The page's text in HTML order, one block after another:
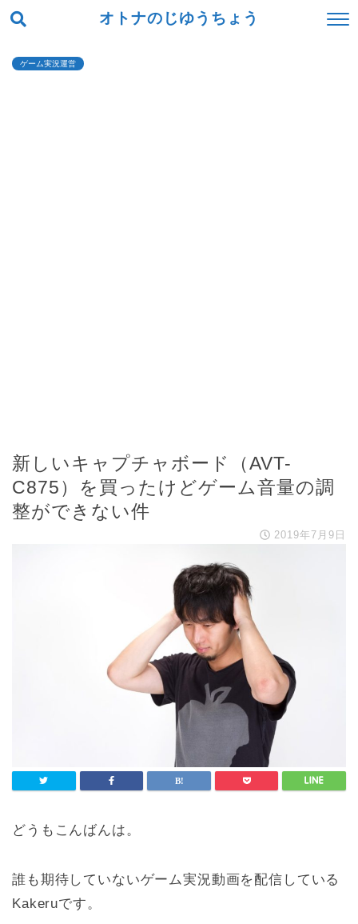
オトナのじゆうちょう
ゲーム実況運営
新しいキャプチャボード（AVT-
C875）を買ったけどゲーム音量の調
整ができない件
2019年7月9日
どうもこんばんは。
誰も期待していないゲーム実況動画を配信している
Kakeruです。